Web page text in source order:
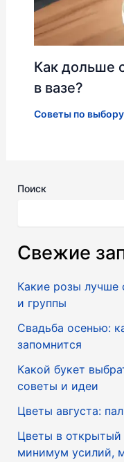
Как дольше
в вазе?
Советы по выбору
Поиск
Свежие
Какие розы лучше
и группы
Свадьба осенью:
запомнится
Какой букет
советы и идеи
Цветы августа:
Цветы в открытый
минимум усилий,